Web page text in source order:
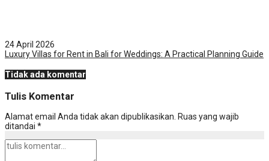
24 April 2026
Luxury Villas for Rent in Bali for Weddings: A Practical Planning Guide
Tidak ada komentar
Tulis Komentar
Alamat email Anda tidak akan dipublikasikan. Ruas yang wajib
ditandai *